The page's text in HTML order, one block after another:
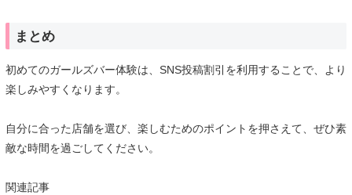
まとめ
初めてのガールズバー体験は、SNS投稿割引を利用することで、より
楽しみやすくなります。
自分に合った店舗を選び、楽しむためのポイントを押さえて、ぜひ素
敵な時間を過ごしてください。
関連記事